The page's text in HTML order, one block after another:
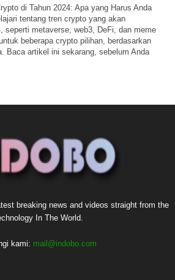
di Tahun 2024: Apa yang Harus Anda
tentang tren crypto yang akan
seperti metaverse, web3, DeFi, dan meme
beberapa crypto pilihan, berdasarkan
Baca artikel ini sekarang, sebelum Anda
breaking news and videos straight from the
In The World.
kami: mail@indobo.com